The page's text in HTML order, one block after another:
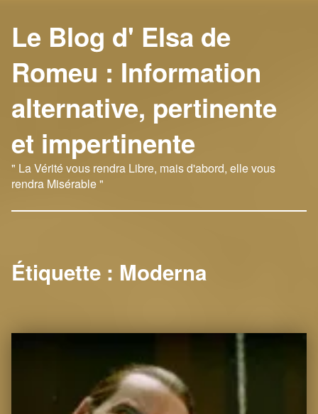
Le Blog d' Elsa de
Romeu : Information
alternative, pertinente
et impertinente
" La Vérité vous rendra Libre, mais d'abord, elle vous
rendra Misérable "
Étiquette : Moderna